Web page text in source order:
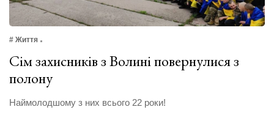
# Життя
Сім захисників з Волині повернулися з
полону
Наймолодшому з них всього 22 роки!